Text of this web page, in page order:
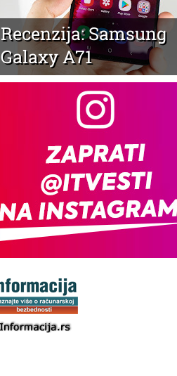
Recenzija: Samsung
Galaxy A71